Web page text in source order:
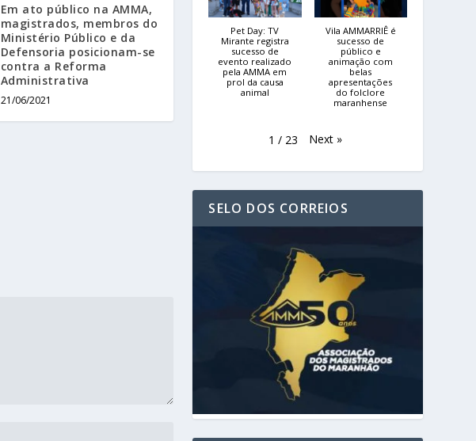
Em ato público na AMMA,
magistrados, membros do
Ministério Público e da
Defensoria posicionam-se
contra a Reforma
Administrativa
21/06/2021
Pet Day: TV
Mirante registra
sucesso de
evento realizado
pela AMMA em
prol da causa
animal
Vila AMMARRIÊ é
sucesso de
público e
animação com
belas
apresentações
do folclore
maranhense
1 / 23 Next »
SELO DOS CORREIOS